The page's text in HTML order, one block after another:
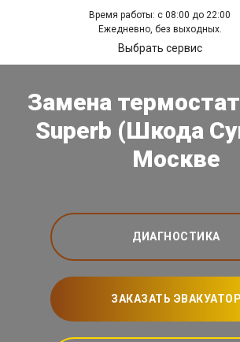
Время работы: с 08:00 до 22:00
Ежедневно, без выходных.
Выбрать сервис
Замена
Superb (Шкода
Москве
ДИАГНОСТИКА
ЗАКАЗАТЬ ЭВАКУАТОР